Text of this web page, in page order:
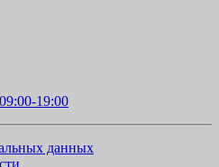
19:00
данных